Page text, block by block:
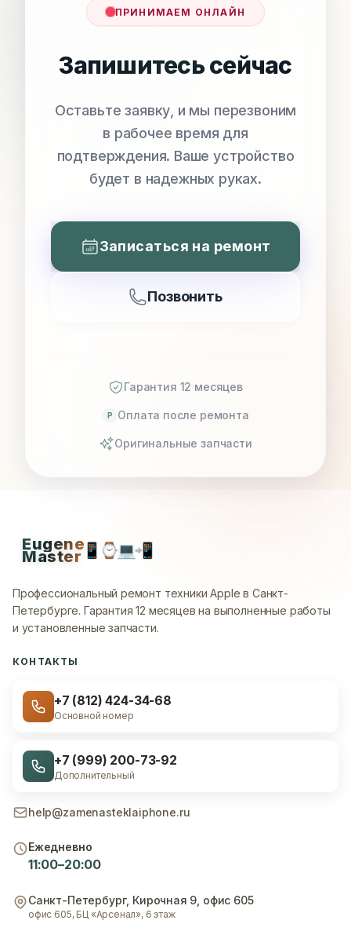
ПРИНИМАЕМ ОНЛАЙН
Запишитесь сейчас
Оставьте заявку, и мы перезвоним
в рабочее время для
подтверждения. Ваше устройство
будет в надежных руках.
Записаться на ремонт
Позвонить
Гарантия 12 месяцев
P Оплата после ремонта
Оригинальные запчасти
Eugene
Master📱 ⌚💻📲
Профессиональный ремонт техники Apple в Санкт-
Петербурге. Гарантия 12 месяцев на выполненные работы
и установленные запчасти.
КОНТАКТЫ
+7 (812) 424-34-68
Основной номер
+7 (999) 200-73-92
Дополнительный
help@zamenasteklaiphone.ru
Ежедневно
11:00–20:00
Санкт-Петербург, Кирочная 9, офис 605
офис 605, БЦ «Арсенал», 6 этаж